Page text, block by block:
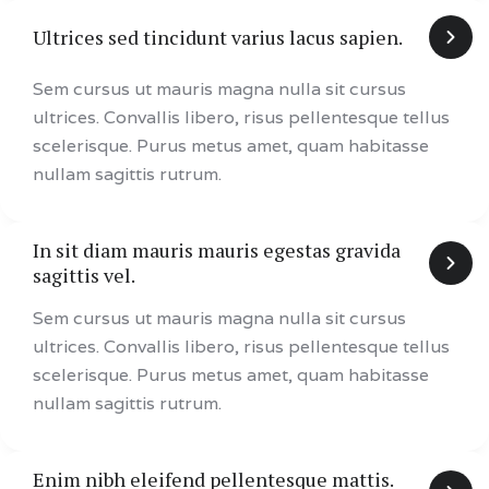
Ultrices sed tincidunt varius lacus sapien.
Sem cursus ut mauris magna nulla sit cursus
ultrices. Convallis libero, risus pellentesque tellus
scelerisque. Purus metus amet, quam habitasse
nullam sagittis rutrum.
In sit diam mauris mauris egestas gravida
sagittis vel.
Sem cursus ut mauris magna nulla sit cursus
ultrices. Convallis libero, risus pellentesque tellus
scelerisque. Purus metus amet, quam habitasse
nullam sagittis rutrum.
Enim nibh eleifend pellentesque mattis.